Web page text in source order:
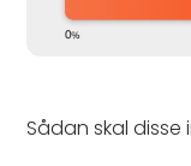
Sådan skal disse